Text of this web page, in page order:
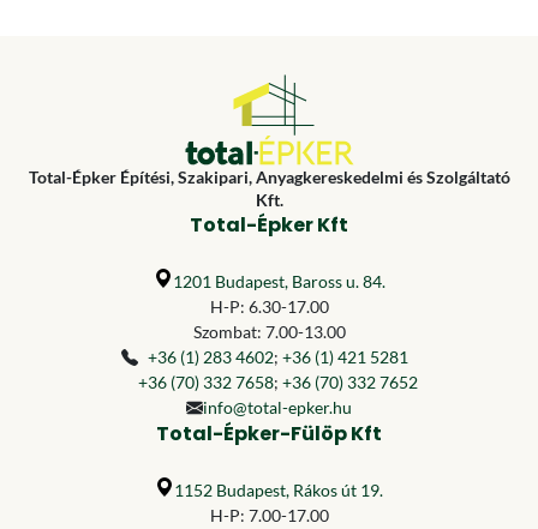
Total-Épker Építési, Szakipari, Anyagkereskedelmi és Szolgáltató
Kft.
Total-Épker Kft
1201 Budapest, Baross u. 84.
H-P: 6.30-17.00
Szombat: 7.00-13.00
+36 (1) 283 4602; +36 (1) 421 5281
+36 (70) 332 7658; +36 (70) 332 7652
info@total-epker.hu
Total-Épker-Fülöp Kft
1152 Budapest, Rákos út 19.
H-P: 7.00-17.00